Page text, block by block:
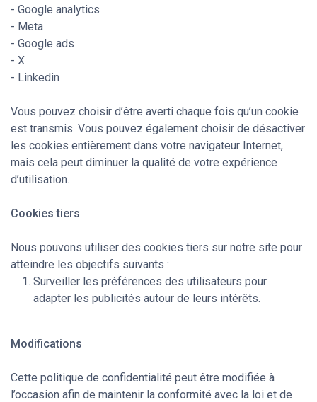
- Google analytics
- Meta
- Google ads
- X
- Linkedin
Vous pouvez choisir d’être averti chaque fois qu’un cookie
est transmis. Vous pouvez également choisir de désactiver
les cookies entièrement dans votre navigateur Internet,
mais cela peut diminuer la qualité de votre expérience
d’utilisation.
Cookies tiers
Nous pouvons utiliser des cookies tiers sur notre site pour
atteindre les objectifs suivants :
Surveiller les préférences des utilisateurs pour
adapter les publicités autour de leurs intérêts.
Modifications
Cette politique de confidentialité peut être modifiée à
l’occasion afin de maintenir la conformité avec la loi et de